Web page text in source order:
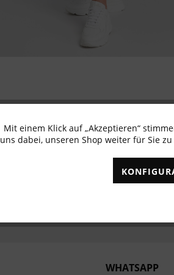
Newsletter
✓
WHATSAPP
Funktionale
Mit einem Klick auf „Akzeptieren“
uns dabei, unseren Shop weiter für Sie